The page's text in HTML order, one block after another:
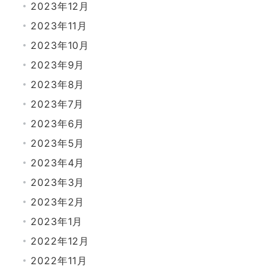
2023年12月
2023年11月
2023年10月
2023年9月
2023年8月
2023年7月
2023年6月
2023年5月
2023年4月
2023年3月
2023年2月
2023年1月
2022年12月
2022年11月